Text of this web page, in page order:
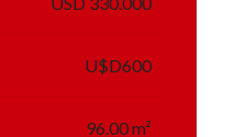
U$D600
96.00 m²